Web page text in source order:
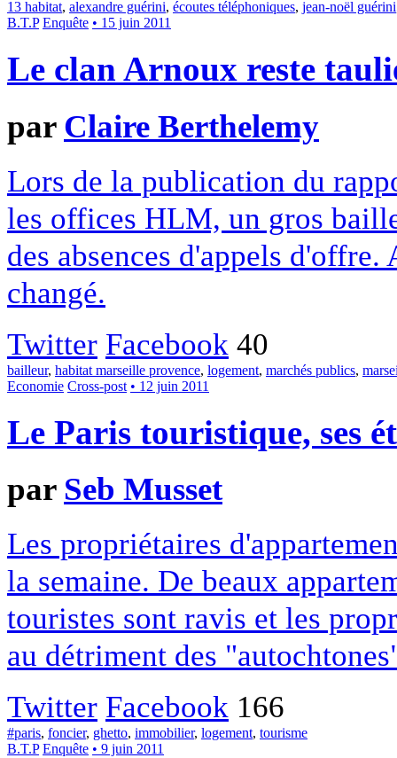
13 habitat, alexandre guérini, écoutes téléphoniques, jean-noël guérini
B.T.P Enquête • 15 juin 2011
Le clan Arnoux reste
par Claire Berthelemy
Lors de la publication du
les offices HLM, un gros
des absences d'appels
changé.
Twitter Facebook 40
bailleur, habitat marseille provence, logement, marchés publics,
Economie Cross-post • 12 juin 2011
Le Paris touristique, ses
par Seb Musset
Les propriétaires
la semaine. De beaux
touristes sont ravis et les
au détriment des
Twitter Facebook 166
#paris, foncier, ghetto, immobilier, logement, tourisme
B.T.P Enquête • 9 juin 2011